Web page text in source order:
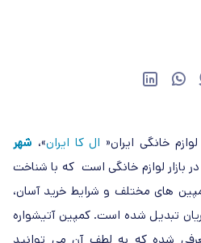
خانگی ایران« ال کا ایران»، شهر
بازار لوازم خانگی است که با شناخت
های مختلف و شرایط خرید آسان،
تبدیل شده است. کمپین آتیشواره
شده که به لطف آن می توانید